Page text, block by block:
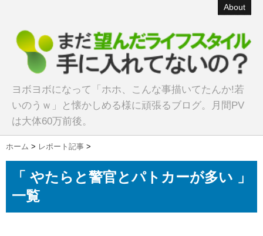
About
ヨボヨボになって「ホホ、こんな事描いてたんか!若
いのうｗ」と懐かしめる様に頑張るブログ。月間PV
は大体60万前後。
ホーム > レポート記事 >
「 やたらと警官とパトカーが多い 」
一覧